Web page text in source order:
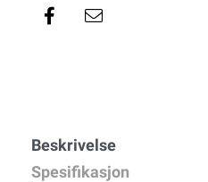
Beskrivelse
Spesifikasjon